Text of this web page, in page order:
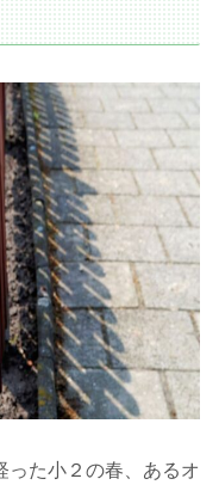
った小２の春、あるオ